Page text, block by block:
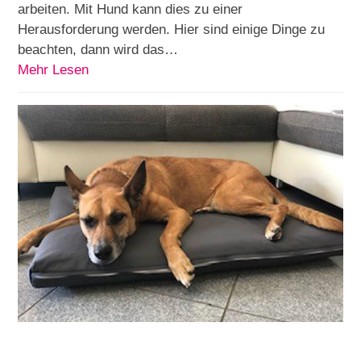
arbeiten. Mit Hund kann dies zu einer
Herausforderung werden. Hier sind einige Dinge zu
beachten, dann wird das…
Mehr Lesen